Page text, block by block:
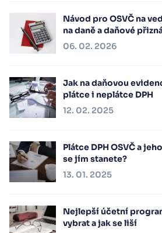
Návod pro OSVČ na
na daně a daňové
06. 02. 2026
Jak na daňovou
plátce i neplátce DPH
12. 02. 2025
Plátce DPH OSVČ a
se jím stanete?
13. 01. 2025
Nejlepší účetní
vybrat a jak se liší